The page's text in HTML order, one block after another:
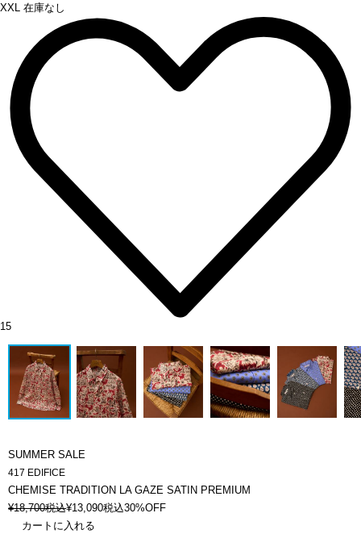
XXL 在庫なし
15
SUMMER SALE
417 EDIFICE
CHEMISE TRADITION LA GAZE SATIN PREMIUM
¥18,700税込¥13,090税込30%OFF
カートに入れる